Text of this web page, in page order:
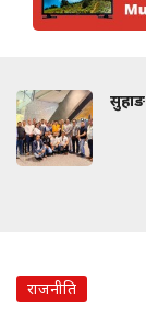
राजनीति